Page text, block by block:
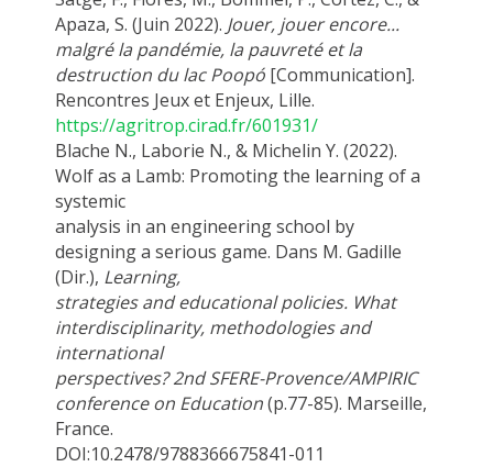
Apaza, S. (Juin 2022). Jouer, jouer encore...
malgré la pandémie, la pauvreté et la
destruction du lac Poopó [Communication].
Rencontres Jeux et Enjeux, Lille.
https://agritrop.cirad.fr/601931/
Blache N., Laborie N., & Michelin Y. (2022).
Wolf as a Lamb: Promoting the learning of a
systemic
analysis in an engineering school by
designing a serious game. Dans M. Gadille
(Dir.), Learning,
strategies and educational policies. What
interdisciplinarity, methodologies and
international
perspectives? 2nd SFERE-Provence/AMPIRIC
conference on Education(p.77-85). Marseille,
France.
DOI:10.2478/9788366675841-011